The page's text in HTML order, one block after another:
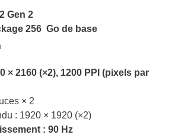
Gen 2
256 Go de base
× 2160 (×2), 1200 PPI (pixels par
× 2
: 1920 × 1920 (×2)
: 90 Hz